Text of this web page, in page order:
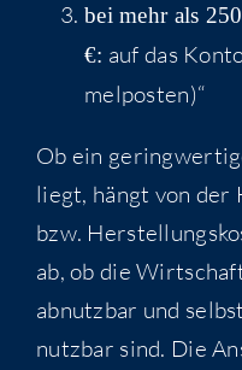
bei mehr als
€: auf das
mel­pos­ten)“
Ob ein
liegt, hängt von der
bzw.
ab, ob die
abnutz­bar und
nutz­bar sind. Die